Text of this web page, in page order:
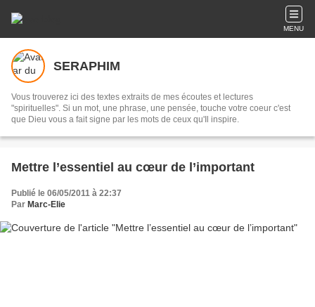
MENU
SERAPHIM
Vous trouverez ici des textes extraits de mes écoutes et lectures
"spirituelles". Si un mot, une phrase, une pensée, touche votre coeur c'est
que Dieu vous a fait signe par les mots de ceux qu'Il inspire.
Mettre l’essentiel au cœur de l’important
Publié le 06/05/2011 à 22:37
Par Marc-Elie